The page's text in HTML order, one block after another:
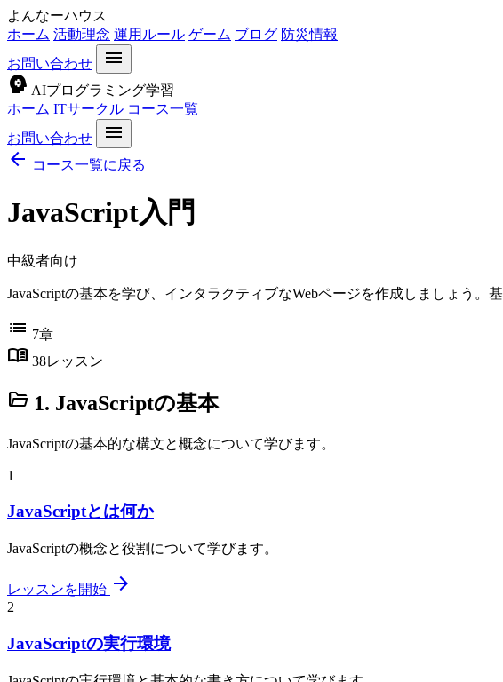
よんなーハウス
ホーム 活動理念 運用ルール ゲーム ブログ 防災情報
お問い合わせ
menu
psychology AIプログラミング学習
ホーム ITサークル コース一覧
お問い合わせ
menu
arrow_back コース一覧に戻る
JavaScript入門
中級者向け
JavaScriptの基本を学び、インタラクティブなWebページを作成しましょう。
list 7章
menu_book 38レッスン
folder_open 1. JavaScriptの基本
JavaScriptの基本的な構文と概念について学びます。
1
JavaScriptとは何か
JavaScriptの概念と役割について学びます。
レッスンを開始 arrow_forward
2
JavaScriptの実行環境